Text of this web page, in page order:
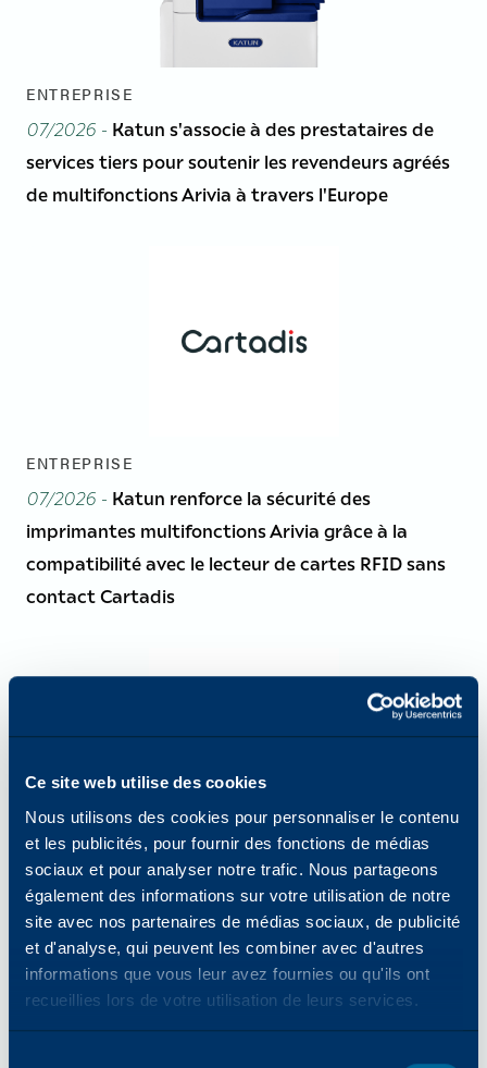
Ce site web utilise des cookies
Nous utilisons des cookies pour personnaliser le contenu
et les publicités, pour fournir des fonctions de médias
sociaux et pour analyser notre trafic. Nous partageons
également des informations sur votre utilisation de notre
site avec nos partenaires de médias sociaux, de publicité
et d'analyse, qui peuvent les combiner avec d'autres
informations que vous leur avez fournies ou qu'ils ont
recueillies lors de votre utilisation de leurs services.
ENTREPRISE
07/2026 - Katun s'associe à des prestataires de
services tiers pour soutenir les revendeurs agréés
de multifonctions Arivia à travers l'Europe
ENTREPRISE
07/2026 - Katun renforce la sécurité des
imprimantes multifonctions Arivia grâce à la
compatibilité avec le lecteur de cartes RFID sans
contact Cartadis
ENTREPRISE
07/2026 -Katun s'associe à DLL pour proposer des
solutions de financement aux revendeurs agréés
Arivia en Italie